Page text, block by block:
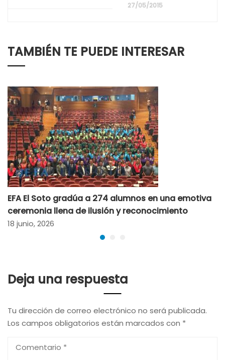
27/05/2015
TAMBIÉN TE PUEDE INTERESAR
EFA El Soto gradúa a 274 alumnos en una emotiva
ceremonia llena de ilusión y reconocimiento
18 junio, 2026
Deja una respuesta
Tu dirección de correo electrónico no será publicada.
Los campos obligatorios están marcados con *